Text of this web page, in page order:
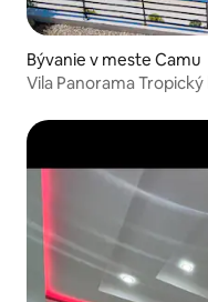
Bývanie v meste Camu
Vila Panorama